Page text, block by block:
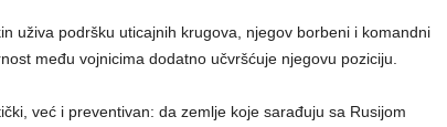
uživa podršku uticajnih krugova, njegov borbeni i komandni
među vojnicima dodatno učvršćuje njegovu poziciju.
već i preventivan: da zemlje koje sarađuju sa Rusijom